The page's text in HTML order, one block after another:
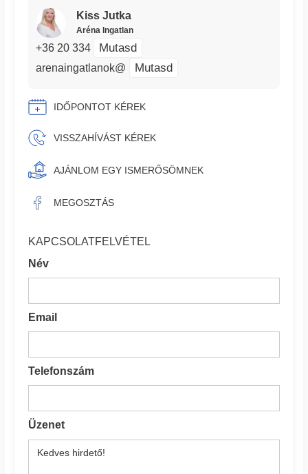
Kiss Jutka
Aréna Ingatlan
+36 20 334 Mutasd
arenaingatlanok@ Mutasd
IDŐPONTOT KÉREK
VISSZAHÍVÁST KÉREK
AJÁNLOM EGY ISMERŐSÖMNEK
MEGOSZTÁS
KAPCSOLATFELVÉTEL
Név
Email
Telefonszám
Üzenet